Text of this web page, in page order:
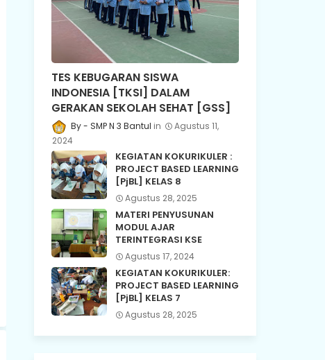
TES KEBUGARAN SISWA
INDONESIA [TKSI] DALAM
GERAKAN SEKOLAH SEHAT [GSS]
SMP N 3 Bantul
Agustus 11,
2024
KEGIATAN KOKURIKULER :
PROJECT BASED LEARNING
[PjBL] KELAS 8
Agustus 28, 2025
MATERI PENYUSUNAN
MODUL AJAR
TERINTEGRASI KSE
Agustus 17, 2024
KEGIATAN KOKURIKULER:
PROJECT BASED LEARNING
[PjBL] KELAS 7
Agustus 28, 2025